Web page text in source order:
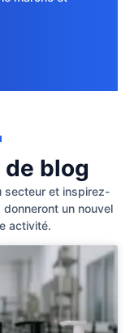
blog
secteur et inspirez-
un nouvel
activité.